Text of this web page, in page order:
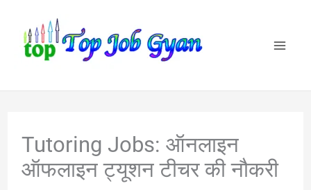
content
Tutoring Jobs: ऑनलाइन
ऑफलाइन ट्यूशन टीचर की नौकरी